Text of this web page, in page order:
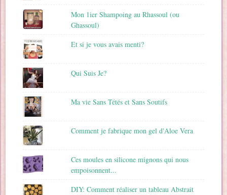
Mon 1ier Shampoing au Rhassoul (ou
Ghassoul)
Et si je vous avais menti?
Qui Suis Je?
Ma vie Sans Tétés et Sans Soutifs
Comment je fabrique mon gel d'Aloe Vera
Ces moules en silicone mignons qui nous
empoisonnent...
DIY: Comment réaliser un tableau Abstrait